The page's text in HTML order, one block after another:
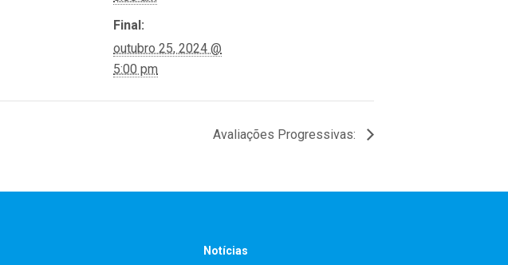
Final:
outubro 25, 2024 @
5:00 pm
Avaliações Progressivas:
Notícias